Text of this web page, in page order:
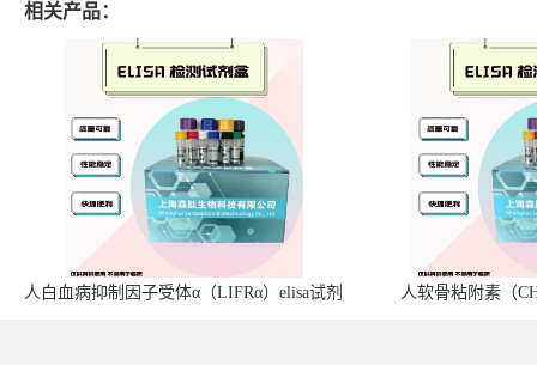
相关产品：
人白血病抑制因子受体α（LIFRα）elisa试剂
人软骨粘附素（